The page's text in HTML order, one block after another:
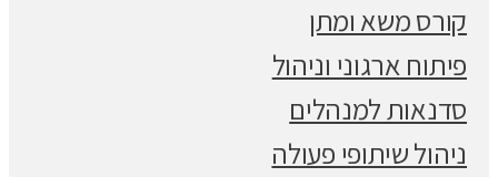
קורס משא ומתן
פיתוח ארגוני וניהול
סדנאות למנהלים
ניהול שיתופי פעולה